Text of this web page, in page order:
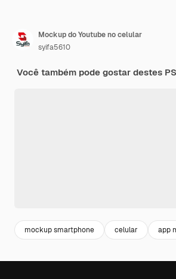
Mockup do Youtube no celular
syifa5610
Você também pode gostar destes
mockup smartphone celular app